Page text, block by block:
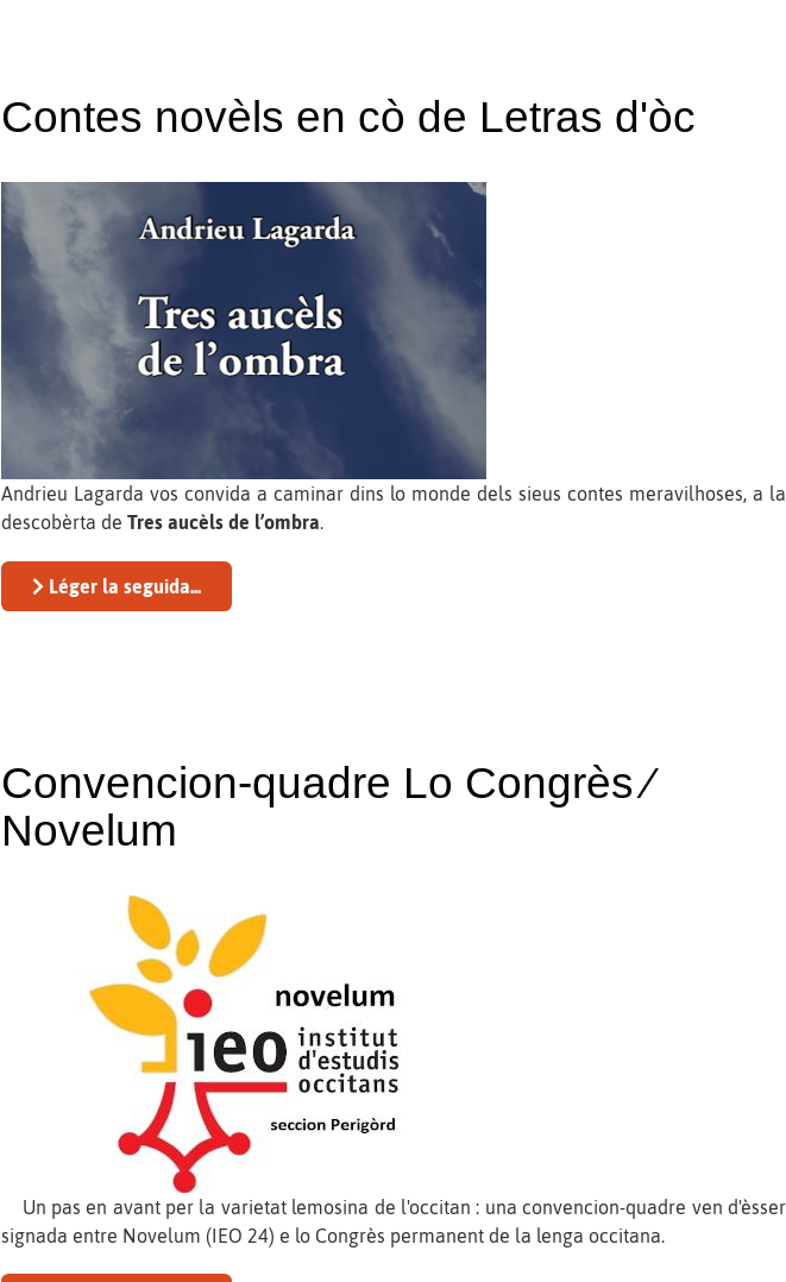
Contes novèls en cò de Letras d'òc
Andrieu Lagarda vos convida a caminar dins lo monde dels sieus contes meravilhoses, a la
descobèrta de Tres aucèls de l’ombra.
Léger la seguida...
Convencion-quadre Lo Congrès ∕
Novelum
Un pas en avant per la varietat lemosina de l'occitan : una convencion-quadre ven d'èsser
signada entre Novelum (IEO 24) e lo Congrès permanent de la lenga occitana.